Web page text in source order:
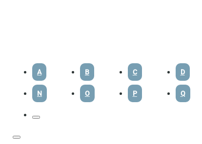
A B C D
N O P Q